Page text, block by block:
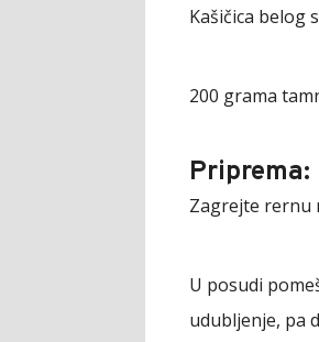
Kašičica belog
200 grama
Priprema:
Zagrejte rernu
U posudi
udubljenje, pa